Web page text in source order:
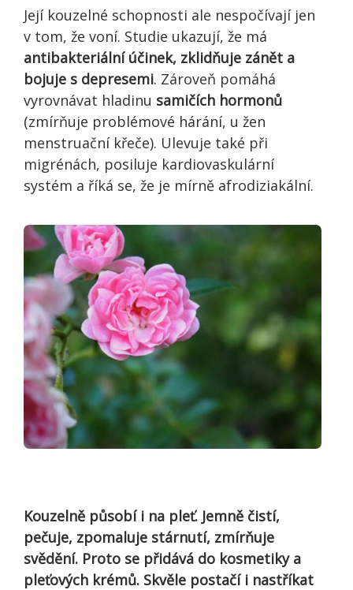
Její kouzelné schopnosti ale nespočívají jen
v tom, že voní. Studie ukazují, že má
antibakteriální účinek, zklidňuje zánět a
bojuje s depresemi. Zároveň pomáhá
vyrovnávat hladinu samičích hormonů
(zmírňuje problémové hárání, u žen
menstruační křeče). Ulevuje také při
migrénách, posiluje kardiovaskulární
systém a říká se, že je mírně afrodiziakální.
Kouzelně působí i na pleť. Jemně čistí,
pečuje, zpomaluje stárnutí, zmírňuje
svědění. Proto se přidává do kosmetiky a
pleťových krémů. Skvěle postačí i nastříkat